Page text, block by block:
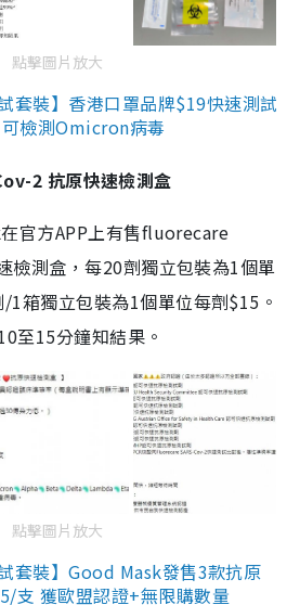
點擊圖片放大
套裝】香港口罩品牌$19快速測試
檢測Omicron病毒
2 抗原快速檢測盒
官方APP上有售fluorecare
檢測盒，每20劑獨立包裝為1個單
箱獨立包裝為1個單位每劑$15。
至15分鐘知結果。
點擊圖片放大
套裝】Good Mask發售3款抗原
支 獲歐盟認證+無限購數量